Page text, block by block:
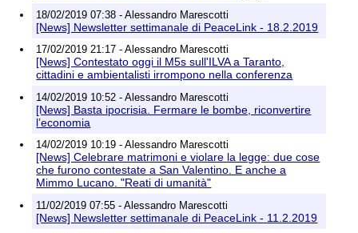
18/02/2019 07:38 - Alessandro Marescotti
[News] Newsletter settimanale di PeaceLink - 18.2.2019
17/02/2019 21:17 - Alessandro Marescotti
[News] Contestato oggi il M5s sull'ILVA a Taranto,
cittadini e ambientalisti irrompono nella conferenza
14/02/2019 10:52 - Alessandro Marescotti
[News] Basta ipocrisia. Fermare le bombe, riconvertire
l’economia
14/02/2019 10:19 - Alessandro Marescotti
[News] Celebrare matrimoni e violare la legge: due cose
che furono contestate a San Valentino. E anche a
Mimmo Lucano. "Reati di umanità"
11/02/2019 07:55 - Alessandro Marescotti
[News] Newsletter settimanale di PeaceLink - 11.2.2019